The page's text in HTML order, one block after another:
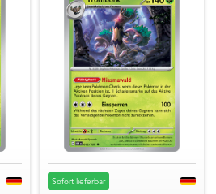
Sofort lieferbar